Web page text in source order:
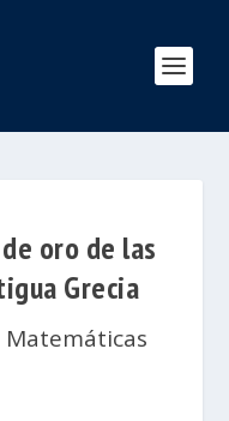
oro de las
Grecia
Matemáticas